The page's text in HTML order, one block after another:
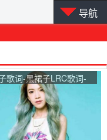
导航
歌词-黑裙子LRC歌词-